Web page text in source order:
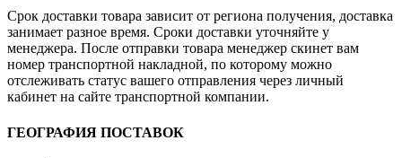
Срок доставки товара зависит от региона получения, доставка
занимает разное время. Сроки доставки уточняйте у
менеджера. После отправки товара менеджер скинет вам
номер транспортной накладной, по которому можно
отслеживать статус вашего отправления через личный
кабинет на сайте транспортной компании.
ГЕОГРАФИЯ ПОСТАВОК